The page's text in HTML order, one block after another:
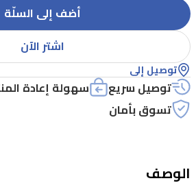
أضف إلى السلّة
اشتر الآن
توصيل إلى
توصيل سريع سهولة إعادة
تسوق بأمان
الوصف